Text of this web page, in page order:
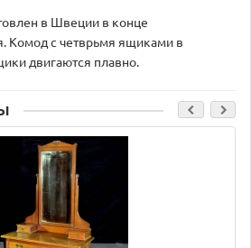
в Швеции в конце
Комод с четврьмя ящиками в
двигаются плавно.